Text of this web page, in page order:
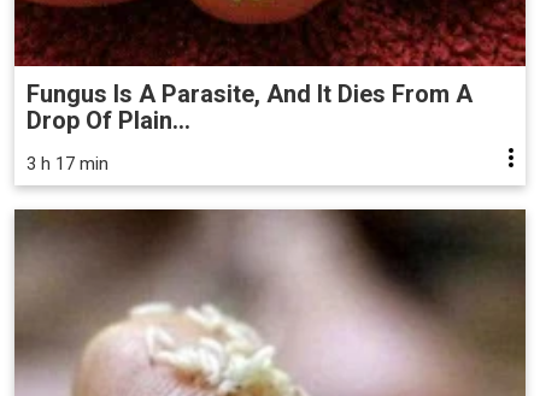
Fungus Is A Parasite, And It Dies From A
Drop Of Plain...
3 h 17 min